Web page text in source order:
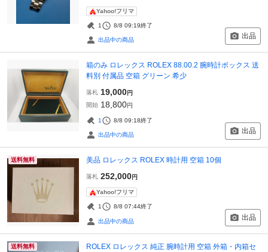
Yahoo!フリマ
1 8/8 09:19終了
出品中の商品 出品
箱のみ ロレックス ROLEX 88.00.2 腕時計ボックス 送
料別 付属品 空箱 グリーン 希少
落札 19,000円
開始 18,800円
1 8/8 09:18終了
出品中の商品 出品
送料無料 美品 ロレックス ROLEX 時計用 空箱 10個
落札 252,000円
Yahoo!フリマ
1 8/8 07:44終了
出品中の商品 出品
送料無料
ROLEX ロレックス 純正 腕時計用 空箱 外箱・内箱セ